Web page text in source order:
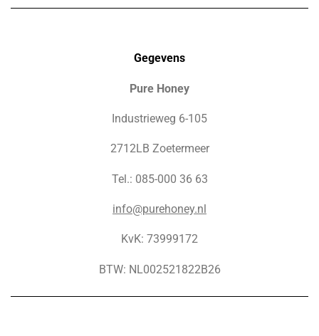
Gegevens
Pure Honey
Industrieweg 6-105
2712LB Zoetermeer
Tel.: 085-000 36 63
info@purehoney.nl
KvK: 73999172
BTW: NL002521822B26